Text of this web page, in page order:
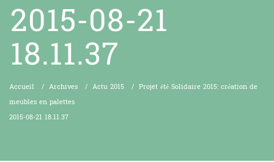
2015-08-21
18.11.37
Accueil / Archives / Actu 2015 / Projet été Solidaire 2015: création de
meubles en palettes
2015-08-21 18.11.37